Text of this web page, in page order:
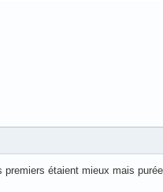
étaient mieux mais